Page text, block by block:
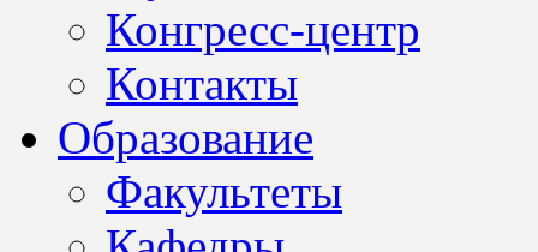
Конгресс-центр
Контакты
Образование
Факультеты